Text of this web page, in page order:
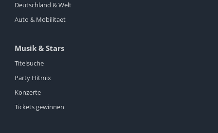
Deutschland & Welt
Auto & Mobilitaet
Musik & Stars
Titelsuche
Party Hitmix
Konzerte
Tickets gewinnen